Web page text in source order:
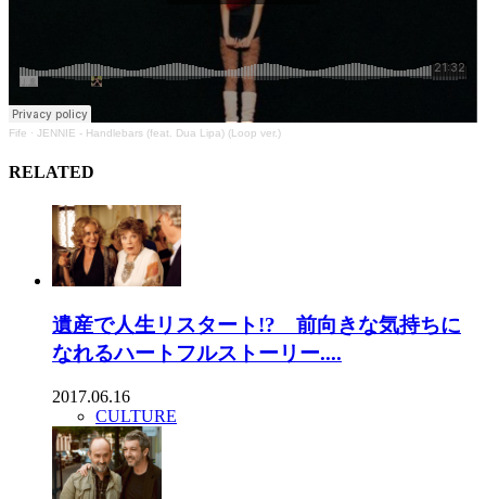
Fife · JENNIE - Handlebars (feat. Dua Lipa) (Loop ver.)
RELATED
遺産で人生リスタート!? 前向きな気持ちに
なれるハートフルストーリー....
2017.06.16
CULTURE